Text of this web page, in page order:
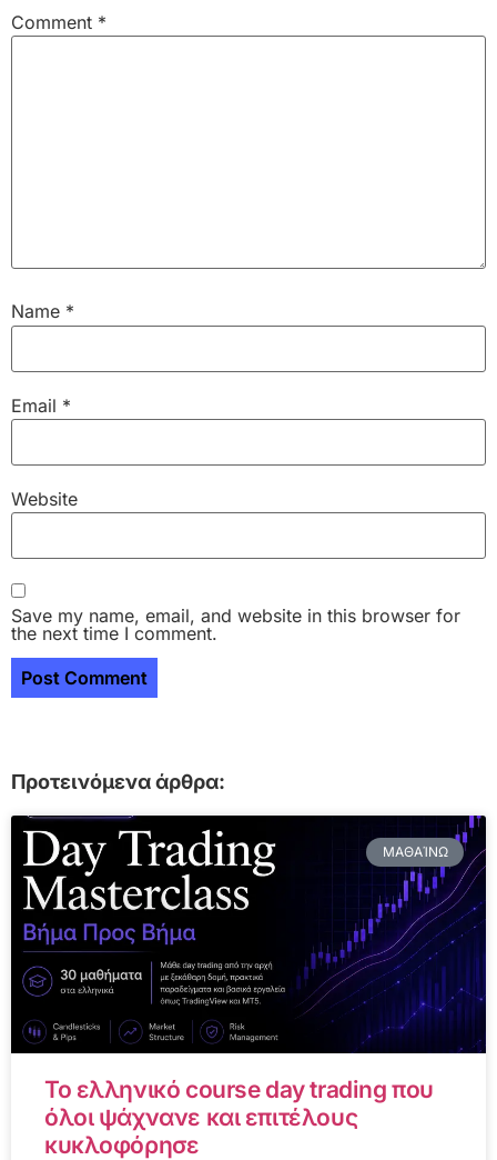
Comment *
Name *
Email *
Website
Save my name, email, and website in this browser for
the next time I comment.
Προτεινόμενα άρθρα:
ΜΑΘΑΊΝΩ
Το ελληνικό course day trading που
όλοι ψάχνανε και επιτέλους
κυκλοφόρησε